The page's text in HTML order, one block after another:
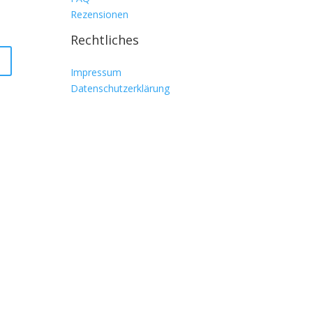
Rezensionen
Rechtliches
Impressum
Datenschutzerklärung